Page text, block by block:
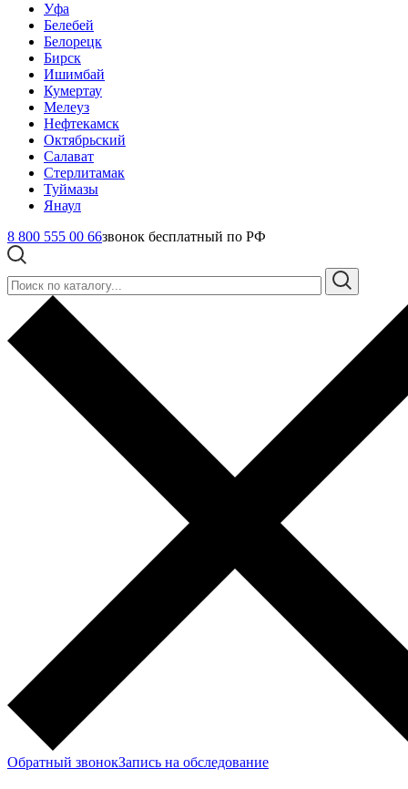
Уфа
Белебей
Белорецк
Бирск
Ишимбай
Кумертау
Мелеуз
Нефтекамск
Октябрьский
Салават
Стерлитамак
Туймазы
Янаул
8 800 555 00 66звонок бесплатный по РФ
Обратный звонокЗапись на обследование